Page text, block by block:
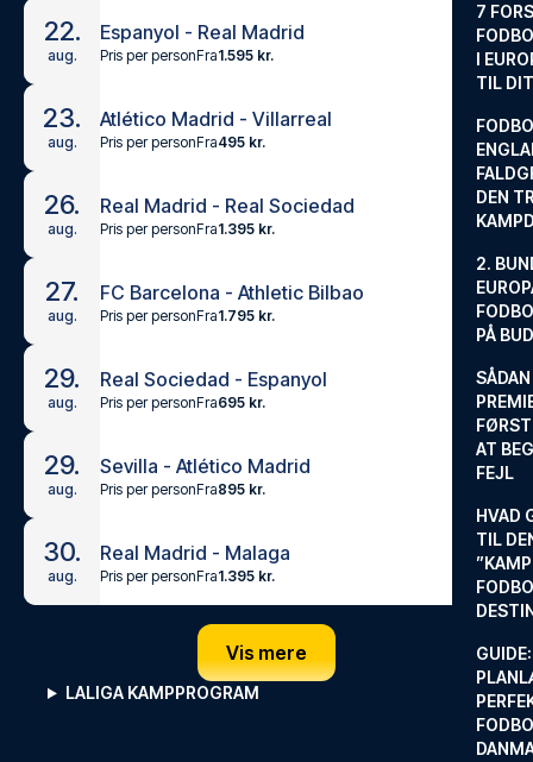
7
I
TIL
DEN
2.
PÅ
AT
FEJL
HVAD
TIL
22.
aug.
Espanyol - Real Madrid
Pris per personFra1.595 kr.
23.
aug.
Atlético Madrid - Villarreal
Pris per personFra495 kr.
26.
aug.
Real Madrid - Real Sociedad
Pris per personFra1.395 kr.
27.
aug.
FC Barcelona - Athletic Bilbao
Pris per personFra1.795 kr.
29.
aug.
Real Sociedad - Espanyol
Pris per personFra695 kr.
29.
aug.
Sevilla - Atlético Madrid
Pris per personFra895 kr.
30.
aug.
Real Madrid - Malaga
Pris per personFra1.395 kr.
Vis mere
LALIGA KAMPPROGRAM